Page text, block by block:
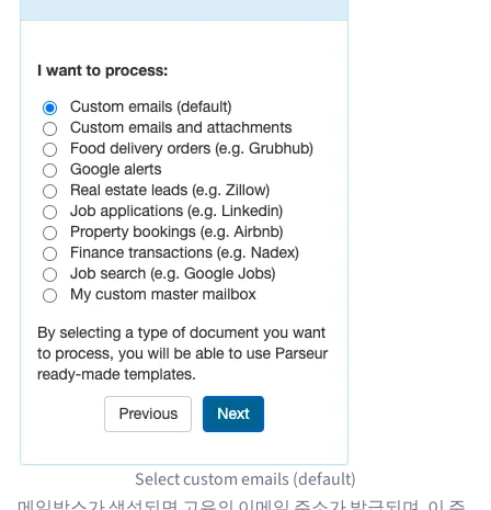
Select custom emails (default)